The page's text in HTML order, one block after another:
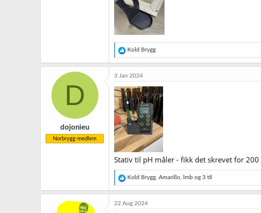
R
e
a
j
o
n
e
r
:
Kold Brygg
D
dojonieu
Norbrygg-medlem
3 Jan 2024
Stativ til pH måler - fikk det skrevet for 200
R
e
a
Kold Brygg Amarillo lmb og 3 til
22 Aug 2024